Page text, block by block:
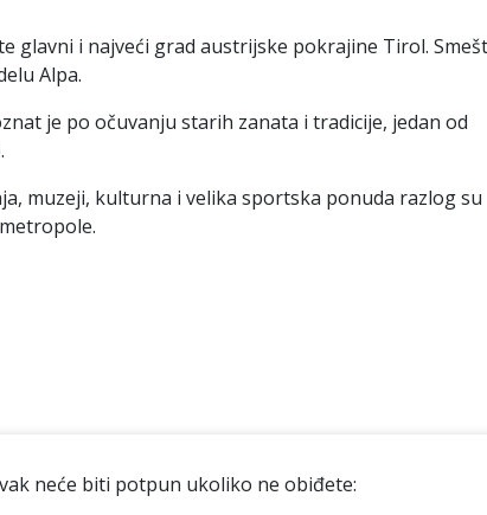
glavni i najveći grad austrijske pokrajine Tirol.
Alpa.
je po očuvanju starih zanata i tradicije, jedan od
muzeji, kulturna i velika sportska ponuda razlog su
neće biti potpun ukoliko ne obiđete: